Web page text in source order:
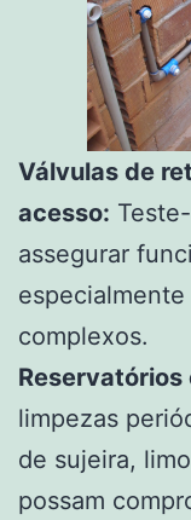
Válvulas de
acesso:
assegurar
complexos.
Reservatórios
limpezas
de sujeira,
possam